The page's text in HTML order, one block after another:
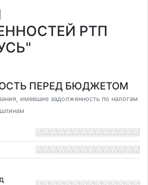
РТП
ПЕРЕД БЮДЖЕТОМ
имевшие задолженность по налогам